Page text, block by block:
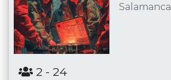
Salamanca
2 - 24